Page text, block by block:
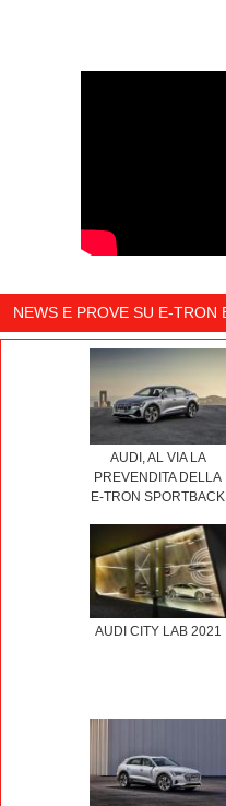
Il prezzo ne fa una
motore endotermico Q7
NEWS E PROVE SU E-TRON
AUDI, AL VIA LA
PREVENDITA DELLA
E-TRON SPORTBACK
AUDI CITY LAB 2021